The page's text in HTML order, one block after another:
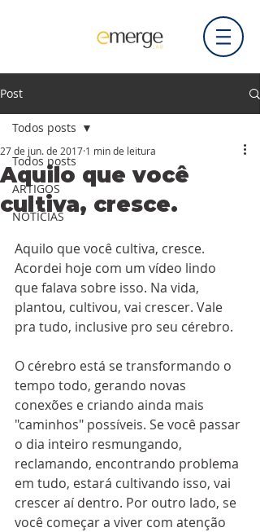
Post
Todos posts
ARTIGOS
NOTÍCIAS
Todos posts
Aquilo que você
cultiva, cresce.
27 de jun. de 2017 1 min de leitura
Aquilo que você cultiva, cresce.
Acordei hoje com um vídeo lindo
que falava sobre isso. Na vida,
plantou, cultivou, vai crescer. Vale
pra tudo, inclusive pro seu cérebro.
O cérebro está se transformando o
tempo todo, gerando novas
conexões e criando ainda mais
"caminhos" possíveis. Se você passar
o dia inteiro resmungando,
reclamando, encontrando problema
em tudo, estará cultivando isso, vai
crescer aí dentro. Por outro lado, se
você começar a viver com atenção